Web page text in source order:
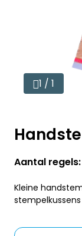
1 / 1
Aantal
Kleine